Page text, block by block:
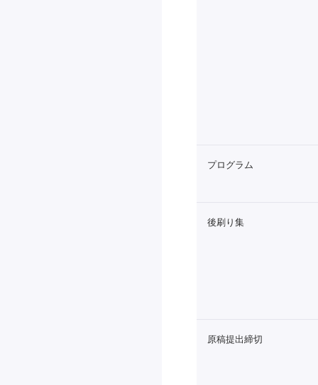
プログラム
後刷り集
原稿提出締切